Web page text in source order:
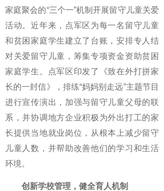
家庭聚会的“三个一”机制开展留守儿童关爱
活动。近年来，点军区为每一名留守儿童
和贫困家庭学生建立了台账，安排专人结
对关爱留守儿童，筹集专项资金资助贫困
家庭学生。点军区印发了《致在外打拼家
长的一封信》，排练“妈妈别走远”主题节目
进行宣传演出，加强与留守儿童父母的联
系，并协调地方企业积极为外出打工的家
长提供当地就业岗位，从根本上减少留守
儿童人数，并帮助改善他们的学习和生活
环境。
创新学校管理，健全育人机制